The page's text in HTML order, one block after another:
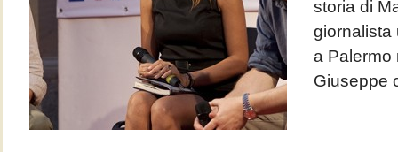
storia di
giornalista
a Palermo
Giuseppe